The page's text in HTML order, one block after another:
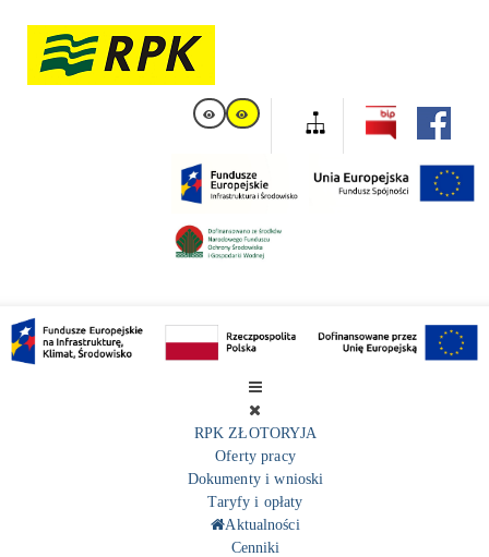
RPK ZŁOTORYJA
Oferty pracy
Dokumenty i wnioski
Taryfy i opłaty
Aktualności
Cenniki